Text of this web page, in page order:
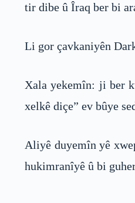
tir dibe û Îraq ber bi
Li gor çavkaniyên
Xala yekemîn: ji ber
xelkê diçe” ev bûye
Aliyê duyemîn yê
hukimranîyê û bi